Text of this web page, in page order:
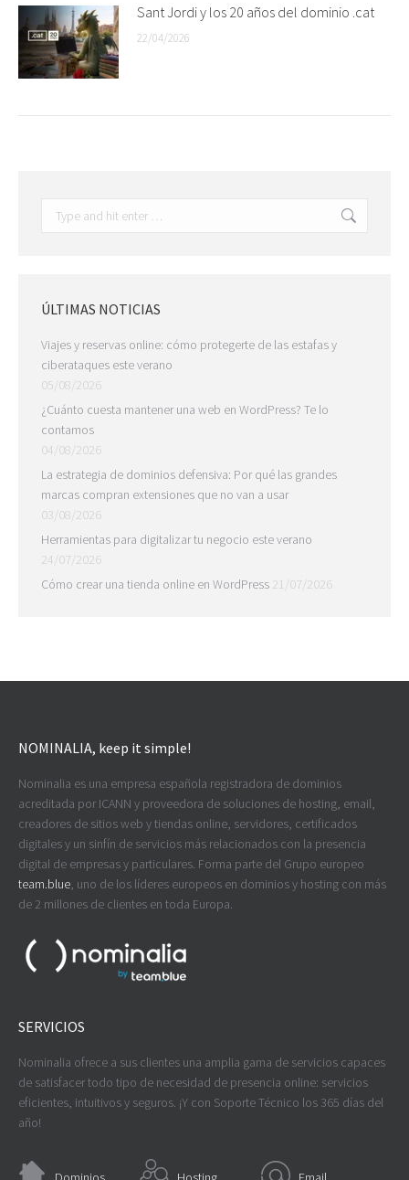
Sant Jordi y los 20 años del dominio .cat
22/04/2026
ÚLTIMAS NOTICIAS
Viajes y reservas online: cómo protegerte de las estafas y
ciberataques este verano
05/08/2026
¿Cuánto cuesta mantener una web en WordPress? Te lo
contamos
04/08/2026
La estrategia de dominios defensiva: Por qué las grandes
marcas compran extensiones que no van a usar
03/08/2026
Herramientas para digitalizar tu negocio este verano
24/07/2026
Cómo crear una tienda online en WordPress 21/07/2026
NOMINALIA, keep it simple!
Nominalia es una empresa española registradora de dominios
acreditada por ICANN y proveedora de soluciones de hosting, email,
creadores de sitios web y tiendas online, servidores, certificados
digitales y un sinfín de servicios más relacionados con la presencia
digital de empresas y particulares. Forma parte del Grupo europeo
team.blue, uno de los líderes europeos en dominios y hosting con más
de 2 millones de clientes en toda Europa.
SERVICIOS
Nominalia ofrece a sus clientes una amplia gama de servicios capaces
de satisfacer todo tipo de necesidad de presencia online: servicios
eficientes, intuitivos y seguros. ¡Y con Soporte Técnico los 365 días del
año!